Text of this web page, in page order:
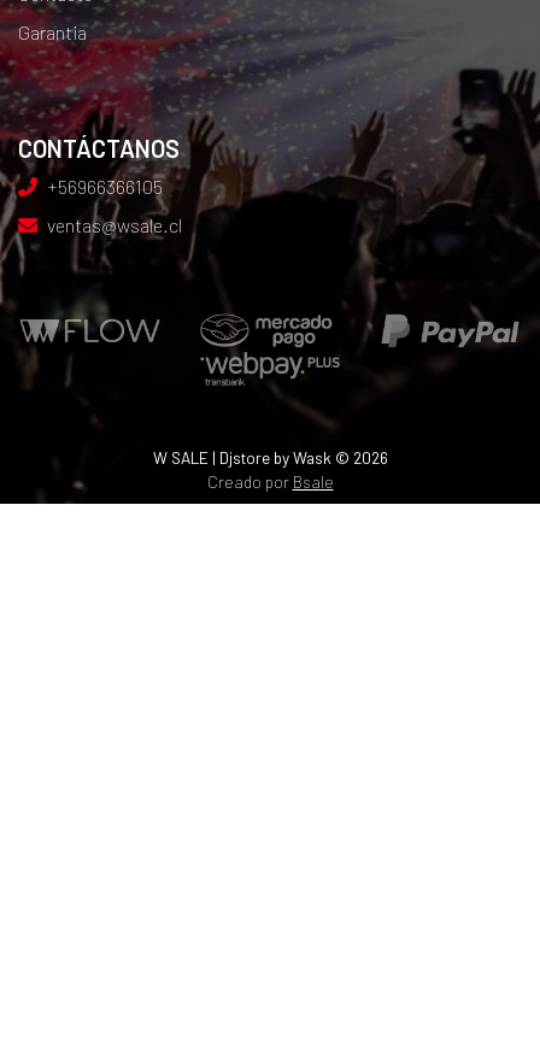
Garantia
CONTÁCTANOS
+56966366105
ventas@wsale.cl
W SALE | Djstore by Wask © 2026
Creado por Bsale